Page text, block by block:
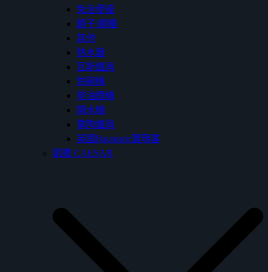
免治便座
鏡子/鏡櫃
其他
熱水器
瓦斯爐具
烘碗機
排油煙機
開水機
電陶爐具
英國Baumatic寶瑪客
凱撒 CAESAR